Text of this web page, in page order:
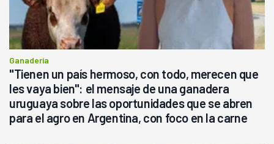
Ganadería
"Tienen un país hermoso, con todo, merecen que
les vaya bien": el mensaje de una ganadera
uruguaya sobre las oportunidades que se abren
para el agro en Argentina, con foco en la carne